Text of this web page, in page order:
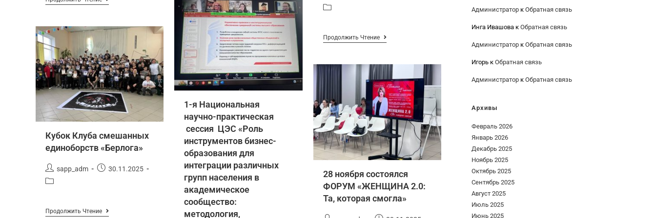
Продолжить Чтение
1-я Национальная
научно-практическая
сессия ЦЭС «Роль
инструментов бизнес-
образования для
интеграции различных
групп населения в
академическое
сообщество:
методология,
Кубок Клуба смешанных
единоборств «Берлога»
sapp_adm 30.11.2025
Продолжить Чтение
28 ноября состоялся
ФОРУМ «ЖЕНЩИНА 2.0:
Та, которая смогла»
Администратор к Обратная связь
Инга Ивашова к Обратная связь
Администратор к Обратная связь
Игорь к Обратная связь
Администратор к Обратная связь
Архивы
Февраль 2026
Январь 2026
Декабрь 2025
Ноябрь 2025
Октябрь 2025
Сентябрь 2025
Август 2025
Июль 2025
Июнь 2025